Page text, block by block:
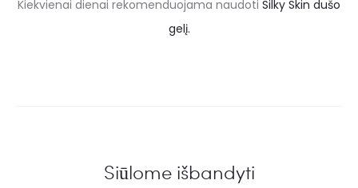
Kiekvienai dienai rekomenduojama naudoti Silky Skin dušo
gelį.
Siūlome išbandyti